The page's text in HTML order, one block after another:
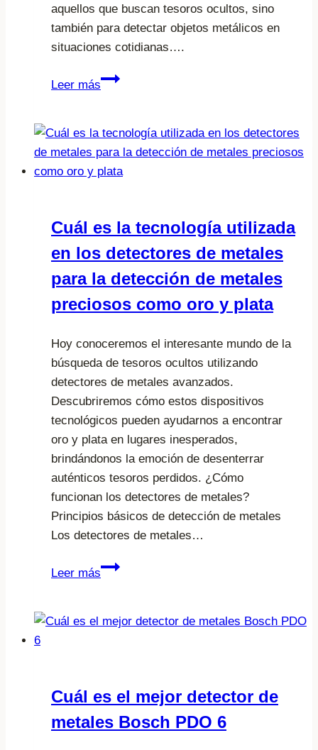
aquellos que buscan tesoros ocultos, sino
también para detectar objetos metálicos en
situaciones cotidianas….
Leer más
Qué
incorporado
un
detector
Cuál es la tecnología utilizada
en los detectores de metales
para la detección de metales
preciosos como oro y plata
Hoy conoceremos el interesante mundo de la
búsqueda de tesoros ocultos utilizando
detectores de metales avanzados.
Descubriremos cómo estos dispositivos
tecnológicos pueden ayudarnos a encontrar
oro y plata en lugares inesperados,
brindándonos la emoción de desenterrar
auténticos tesoros perdidos. ¿Cómo
funcionan los detectores de metales?
Principios básicos de detección de metales
Los detectores de metales…
Leer más
Cuál
tecnología
detectores
de
Cuál es el mejor detector de
metales Bosch PDO 6